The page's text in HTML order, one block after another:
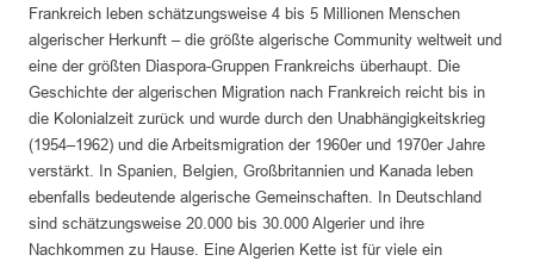
Frankreich leben schätzungsweise 4 bis 5 Millionen Menschen
algerischer Herkunft – die größte algerische Community weltweit und
eine der größten Diaspora-Gruppen Frankreichs überhaupt. Die
Geschichte der algerischen Migration nach Frankreich reicht bis in
die Kolonialzeit zurück und wurde durch den Unabhängigkeitskrieg
(1954–1962) und die Arbeitsmigration der 1960er und 1970er Jahre
verstärkt. In Spanien, Belgien, Großbritannien und Kanada leben
ebenfalls bedeutende algerische Gemeinschaften. In Deutschland
sind schätzungsweise 20.000 bis 30.000 Algerier und ihre
Nachkommen zu Hause. Eine Algerien Kette ist für viele ein